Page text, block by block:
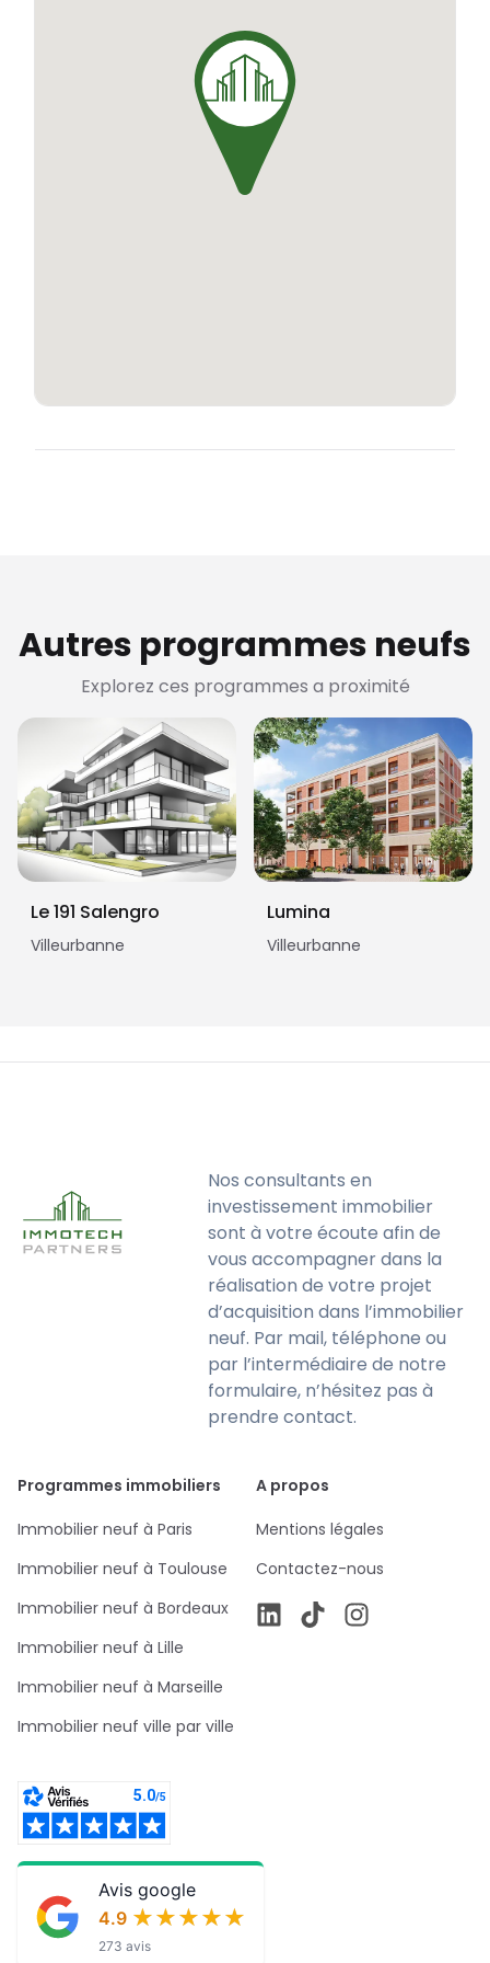
La résidence Study Quanta est conçue pour le
plus grand confort de ses occupants. Elle offre
des aménagements soignés et fonctionnels, un
wash bar, chill room et des services additionnels
tels que le nettoyage des parties privatives et le
petit-déjeuner. Le design du bâtiment,
résidentiel existant rénové, allie
Autres programmes neufs
Explorez ces programmes a proximité
Le 191 Salengro
Villeurbanne
Lumina
Villeurbanne
Nos consultants en
investissement immobilier
sont à votre écoute afin de
vous accompagner dans la
réalisation de votre projet
d’acquisition dans l’immobilier
neuf. Par mail, téléphone ou
par l’intermédiaire de notre
formulaire, n’hésitez pas à
prendre contact.
Programmes immobiliers
Immobilier neuf à Paris
Immobilier neuf à Toulouse
Immobilier neuf à Bordeaux
Immobilier neuf à Lille
Immobilier neuf à Marseille
Immobilier neuf ville par ville
A propos
Mentions légales
Contactez-nous
Avis google
4.9 ★★★★★
★★★★★
273 avis